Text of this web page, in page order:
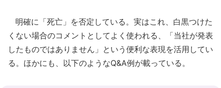
明確に「死亡」を否定している。実はこれ、白黒つけた
くない場合のコメントとしてよく使われる、「当社が発表
したものではありません」という便利な表現を活用してい
る。ほかにも、以下のようなQ&A例が載っている。